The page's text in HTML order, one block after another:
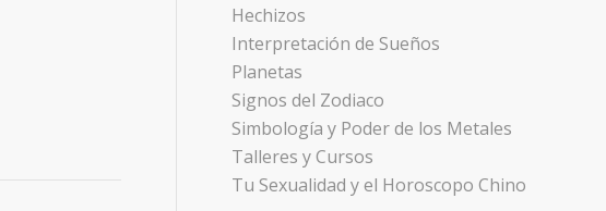
Hechizos
Interpretación de Sueños
Planetas
Signos del Zodiaco
Simbología y Poder de los Metales
Talleres y Cursos
Tu Sexualidad y el Horoscopo Chino